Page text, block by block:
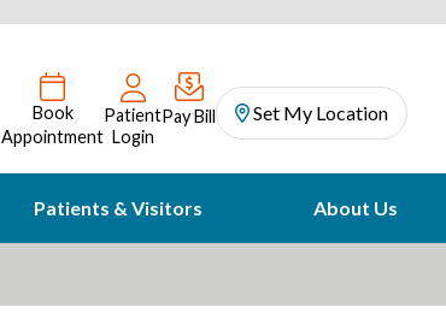
Book
Appointment
Patient
Login
Pay Bill Set My Location
Patients & Visitors About Us